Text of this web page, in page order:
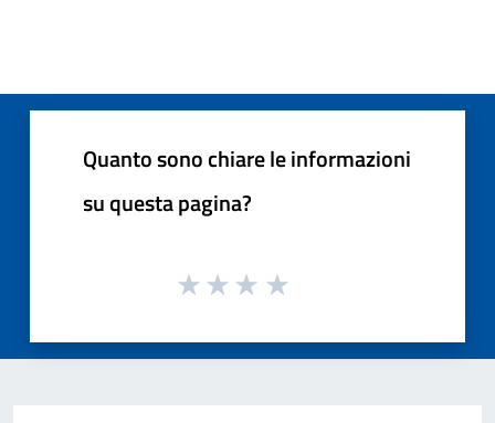
Quanto sono chiare le informazioni
su questa pagina?